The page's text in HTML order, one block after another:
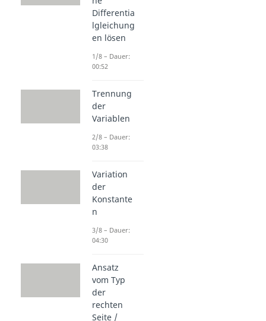
Differentia
lgleichung
en lösen
1/8 – Dauer:
00:52
Trennung
der
Variablen
2/8 – Dauer:
03:38
Variation
der
Konstante
n
3/8 – Dauer:
04:30
Ansatz
vom Typ
der
rechten
Seite /